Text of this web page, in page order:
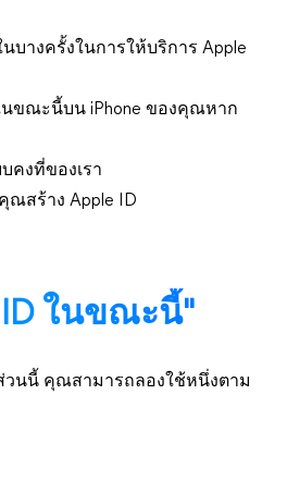
บางครั้งในการให้บริการ Apple
นขณะนี้บน iPhone ของคุณหาก
คงที่ของเรา
สร้าง Apple ID
ID ในขณะนี้"
วนนี้ คุณสามารถลองใช้หนึ่งตาม